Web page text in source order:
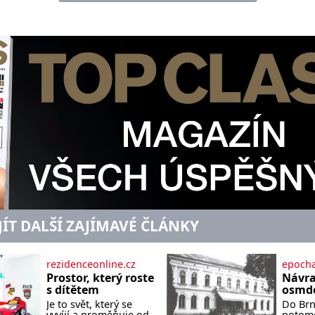
DALŠÍ ZAJÍMAVÉ ČLÁNKY
rezidenceonline.cz
Prostor, který roste
s dítětem
Je to svět, který se Do